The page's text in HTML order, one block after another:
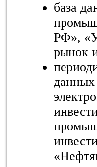
база
РФ»,
рынок
данных